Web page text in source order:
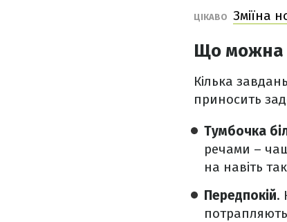
ЦІКАВО Зміїна
Що можна
Кілька
приносить
Тумбочка
речами –
на навіть
Передпокій.